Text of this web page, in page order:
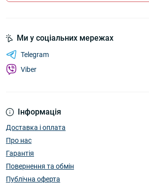
Інформація
Доставка і оплата
Про нас
Гарантія
Повернення та обмін
Публічна оферта
Ми у соціальних мережах
Telegram
Viber